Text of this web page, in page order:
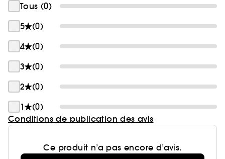
Tous (0)
5
(0)
4
(0)
3
(0)
2
(0)
1
(0)
Conditions de publication des avis
Ce produit n’a pas encore d’avis.